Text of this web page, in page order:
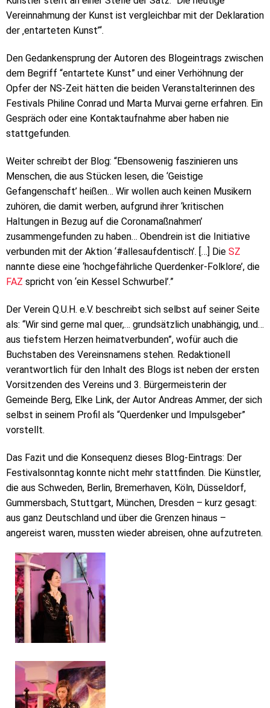
Vereinnahmung der Kunst ist vergleichbar mit der Deklaration
der ‚entarteten Kunst’“.
Den Gedankensprung der Autoren des Blogeintrags zwischen
dem Begriff “entartete Kunst” und einer Verhöhnung der
Opfer der NS-Zeit hätten die beiden Veranstalterinnen des
Festivals Philine Conrad und Marta Murvai gerne erfahren. Ein
Gespräch oder eine Kontaktaufnahme aber haben nie
stattgefunden.
Weiter schreibt der Blog: “Ebensowenig faszinieren uns
Menschen, die aus Stücken lesen, die ‘Geistige
Gefangenschaft’ heißen… Wir wollen auch keinen Musikern
zuhören, die damit werben, aufgrund ihrer ‘kritischen
Haltungen in Bezug auf die Coronamaßnahmen’
zusammengefunden zu haben… Obendrein ist die Initiative
verbunden mit der Aktion ‘#allesaufdentisch’. […] Die SZ
nannte diese eine ‘hochgefährliche Querdenker-Folklore’, die
FAZ spricht von ‘ein Kessel Schwurbel’.”
Der Verein Q.U.H. e.V. beschreibt sich selbst auf seiner Seite
als: “Wir sind gerne mal quer,… grundsätzlich unabhängig, und…
aus tiefstem Herzen heimatverbunden”, wofür auch die
Buchstaben des Vereinsnamens stehen. Redaktionell
verantwortlich für den Inhalt des Blogs ist neben der ersten
Vorsitzenden des Vereins und 3. Bürgermeisterin der
Gemeinde Berg, Elke Link, der Autor Andreas Ammer, der sich
selbst in seinem Profil als “Querdenker und Impulsgeber”
vorstellt.
Das Fazit und die Konsequenz dieses Blog-Eintrags: Der
Festivalsonntag konnte nicht mehr stattfinden. Die Künstler,
die aus Schweden, Berlin, Bremerhaven, Köln, Düsseldorf,
Gummersbach, Stuttgart, München, Dresden – kurz gesagt:
aus ganz Deutschland und über die Grenzen hinaus –
angereist waren, mussten wieder abreisen, ohne aufzutreten.